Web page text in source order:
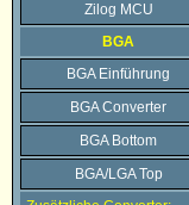
Zilog MCU
BGA
BGA Einführung
BGA Converter
BGA Bottom
BGA/LGA Top